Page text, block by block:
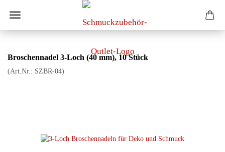
Broschennadel 3-Loch (40 mm), 10 Stück
(Art.Nr.: SZBR-04)